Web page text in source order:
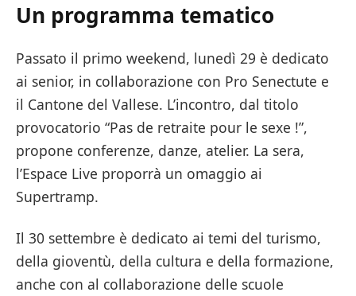
Un programma tematico
Passato il primo weekend, lunedì 29 è dedicato
ai senior, in collaborazione con Pro Senectute e
il Cantone del Vallese. L’incontro, dal titolo
provocatorio “Pas de retraite pour le sexe !”,
propone conferenze, danze, atelier. La sera,
l’Espace Live proporrà un omaggio ai
Supertramp.
Il 30 settembre è dedicato ai temi del turismo,
della gioventù, della cultura e della formazione,
anche con al collaborazione delle scuole